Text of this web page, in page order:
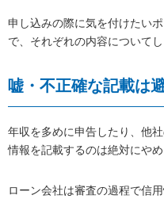
申し込みの際に気を付けたい
で、それぞれの内容について
嘘・不正確な記載は
年収を多めに申告したり、他
情報を記載するのは絶対にやめ
ローン会社は審査の過程で信